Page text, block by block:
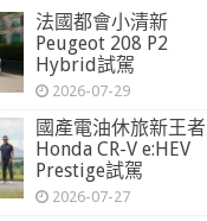
法國都會小清新
Peugeot 208 P2
Hybrid試駕
2026-07-29
國產電油休旅新王者
Honda CR-V e:HEV
Prestige試駕
2026-07-27